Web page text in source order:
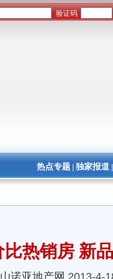
热点专题| 独家报道
热销房 新
诺亚地产网 2013-4-